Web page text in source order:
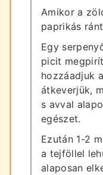
Amikor a
paprikás
Egy
picit
hozzáadjuk
átkeverjük,
s avval
egészet.
Ezután 1-2
a tejföllel
alaposan